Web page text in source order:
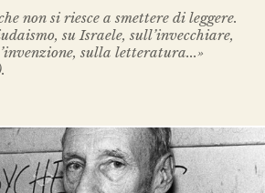
non si riesce a smettere di leggere.
su Israele, sull’invecchiare,
sulla letteratura...»